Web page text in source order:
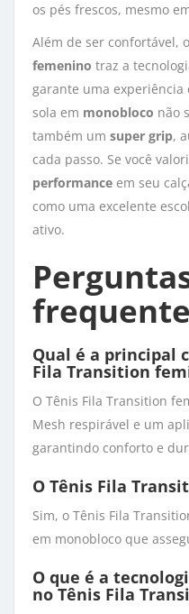
os pés frescos, mesmo
Além de ser confortável, o
femenino traz a
garante uma
sola em monobloco não
também um super grip,
cada passo. Se você
performance em seu
como uma excelente
ativo.
Qual é a principal
Fila Transition
O Tênis Fila Transition
Mesh respirável e um
garantindo conforto e
O Tênis Fila
Sim, o Tênis Fila
em monobloco que
O que é a
no Tênis Fila